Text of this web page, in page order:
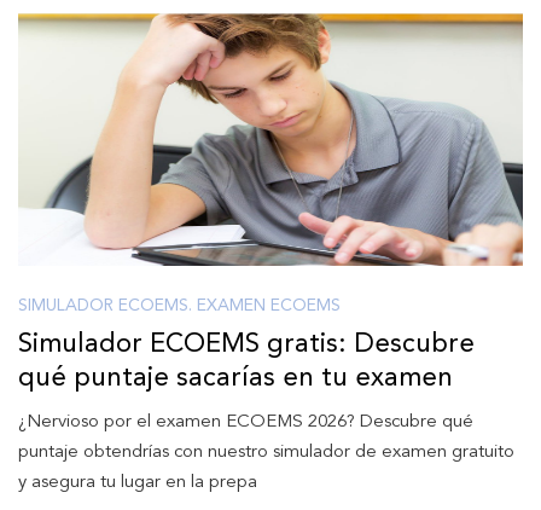
SIMULADOR ECOEMS. EXAMEN ECOEMS
Simulador ECOEMS gratis: Descubre
qué puntaje sacarías en tu examen
¿Nervioso por el examen ECOEMS 2026? Descubre qué
puntaje obtendrías con nuestro simulador de examen gratuito
y asegura tu lugar en la prepa